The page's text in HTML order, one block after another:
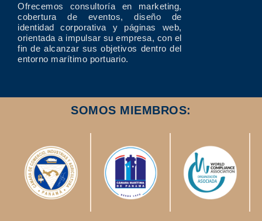
Ofrecemos consultoría en marketing,
cobertura de eventos, diseño de
identidad corporativa y páginas web,
orientada a impulsar su empresa, con el
fin de alcanzar sus objetivos dentro del
entorno marítimo portuario.
SOMOS MIEMBROS: